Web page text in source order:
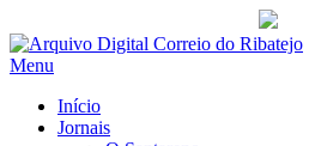
Saltar
para
Menu
Início
Jornais